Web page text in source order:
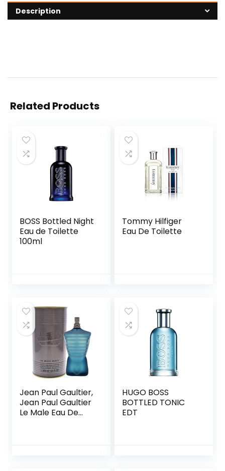
Description
Related Products
BOSS Bottled Night
Eau de Toilette
100ml
Tommy Hilfiger
Eau De Toilette
Jean Paul Gaultier,
Jean Paul Gaultier
Le Male Eau De
HUGO BOSS
BOTTLED TONIC
EDT